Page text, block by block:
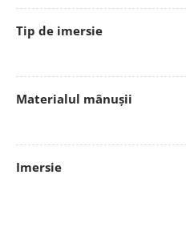
Tip de imersie
Materialul mânușii
Imersie